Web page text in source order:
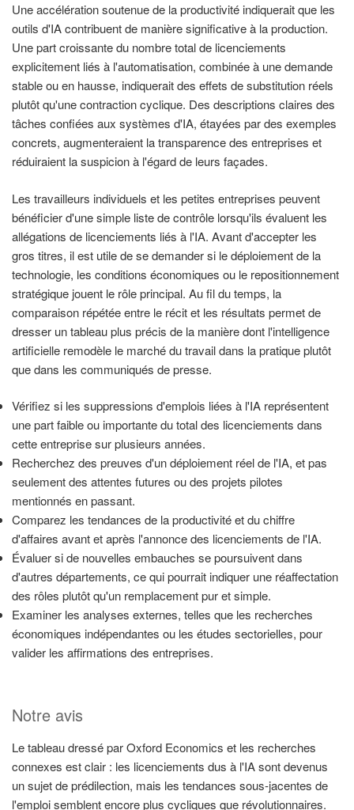
Une accélération soutenue de la productivité indiquerait que les
outils d'IA contribuent de manière significative à la production.
Une part croissante du nombre total de licenciements
explicitement liés à l'automatisation, combinée à une demande
stable ou en hausse, indiquerait des effets de substitution réels
plutôt qu'une contraction cyclique. Des descriptions claires des
tâches confiées aux systèmes d'IA, étayées par des exemples
concrets, augmenteraient la transparence des entreprises et
réduiraient la suspicion à l'égard de leurs façades.
Les travailleurs individuels et les petites entreprises peuvent
bénéficier d'une simple liste de contrôle lorsqu'ils évaluent les
allégations de licenciements liés à l'IA. Avant d'accepter les
gros titres, il est utile de se demander si le déploiement de la
technologie, les conditions économiques ou le repositionnement
stratégique jouent le rôle principal. Au fil du temps, la
comparaison répétée entre le récit et les résultats permet de
dresser un tableau plus précis de la manière dont l'intelligence
artificielle remodèle le marché du travail dans la pratique plutôt
que dans les communiqués de presse.
Vérifiez si les suppressions d'emplois liées à l'IA représentent
une part faible ou importante du total des licenciements dans
cette entreprise sur plusieurs années.
Recherchez des preuves d'un déploiement réel de l'IA, et pas
seulement des attentes futures ou des projets pilotes
mentionnés en passant.
Comparez les tendances de la productivité et du chiffre
d'affaires avant et après l'annonce des licenciements de l'IA.
Évaluer si de nouvelles embauches se poursuivent dans
d'autres départements, ce qui pourrait indiquer une réaffectation
des rôles plutôt qu'un remplacement pur et simple.
Examiner les analyses externes, telles que les recherches
économiques indépendantes ou les études sectorielles, pour
valider les affirmations des entreprises.
Notre avis
Le tableau dressé par Oxford Economics et les recherches
connexes est clair : les licenciements dus à l'IA sont devenus
un sujet de prédilection, mais les tendances sous-jacentes de
l'emploi semblent encore plus cycliques que révolutionnaires.